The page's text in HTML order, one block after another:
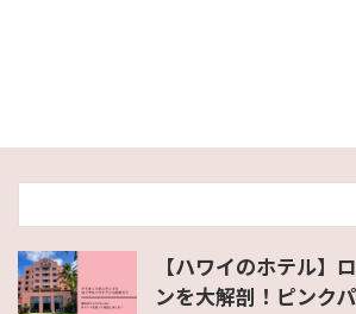
【ハワイのホテル】
ンを大解剖！ピンク